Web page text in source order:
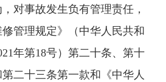
对事故发生负有管理责任，
管理规定》（中华人民共和
年第18号）第二十条、第十
二十三条第一款和《中华人